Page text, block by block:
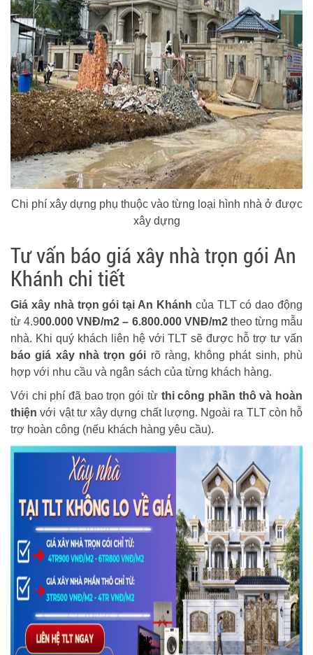
Chi phí xây dựng phụ thuộc vào từng loại hình nhà ở được
xây dựng
Tư vấn báo giá xây nhà trọn gói An
Khánh chi tiết
Giá xây nhà trọn gói tại An Khánh của TLT có dao động
từ 4.900.000 VNĐ/m2 – 6.800.000 VNĐ/m2theo từng mẫu
nhà. Khi quý khách liên hệ với TLT sẽ được hỗ trợ tư vấn
báo giá xây nhà trọn gói rõ ràng, không phát sinh, phù
hợp với nhu cầu và ngân sách của từng khách hàng.
Với chi phí đã bao trọn gói từ thi công phần thô và hoàn
thiện với vật tư xây dựng chất lượng. Ngoài ra TLT còn hỗ
trợ hoàn công (nếu khách hàng yêu cầu).